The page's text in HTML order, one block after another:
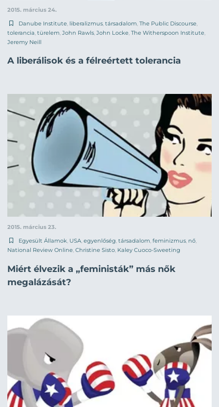
2015. március 24.
Danube Institute, liberalizmus, társadalom, The Public Discourse,
tolerancia, türelem, John Rawls, John Locke, The Witherspoon Institute,
Jeremy Neill
A liberálisok és a félreértett tolerancia
2015. március 23.
Egyesült Államok, USA, egyenlőség, társadalom, feminizmus, nő,
National Review Online, Christine Sisto, Kaley Cuoco-Sweeting
Miért élvezik a „feministák” más nők
megalázását?